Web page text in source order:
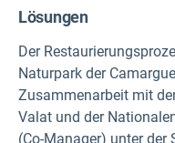
Lösungen
Der
Naturpark der
Zusammenarbeit mit
Valat und der
(Co-Manager) unter